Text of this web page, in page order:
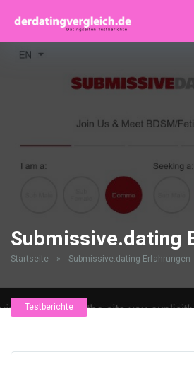
Submissive.dating
Startseite » Submissive.dating Erfahrungen
Testberichte